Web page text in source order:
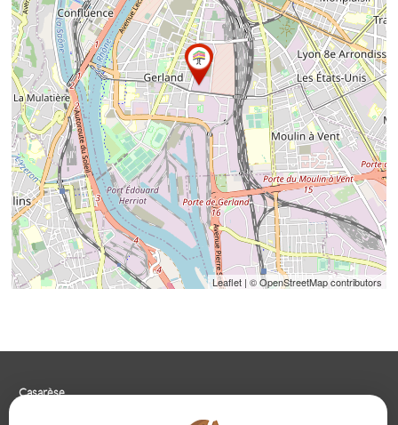
Leaflet| © OpenStreetMap contributors
Casarèse